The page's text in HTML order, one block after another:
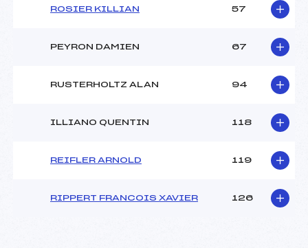
ROSIER KILLIAN 57
PEYRON DAMIEN 67
RUSTERHOLTZ ALAN 94
ILLIANO QUENTIN 118
REIFLER ARNOLD 119
RIPPERT FRANCOIS XAVIER 126